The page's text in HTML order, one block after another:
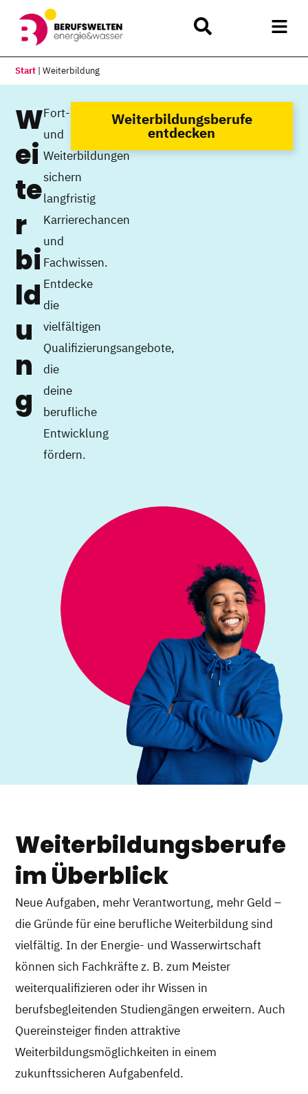
Start |Weiterbildung
W
ei
te
r
bi
ld
u
n
g
Fort-
und
Weiterbildungen
sichern
langfristig
Karrierechancen
und
Fachwissen.
Entdecke
die
vielfältigen
Qualifizierungsangebote,
die
deine
berufliche
Entwicklung
fördern.
Weiterbildungsberufe
entdecken
Weiterbildungsberufe
im Überblick
Neue Aufgaben, mehr Verantwortung, mehr Geld –
die Gründe für eine berufliche Weiterbildung sind
vielfältig. In der Energie- und Wasserwirtschaft
können sich Fachkräfte z. B. zum Meister
weiterqualifizieren oder ihr Wissen in
berufsbegleitenden Studiengängen erweitern. Auch
Quereinsteiger finden attraktive
Weiterbildungsmöglichkeiten in einem
zukunftssicheren Aufgabenfeld.